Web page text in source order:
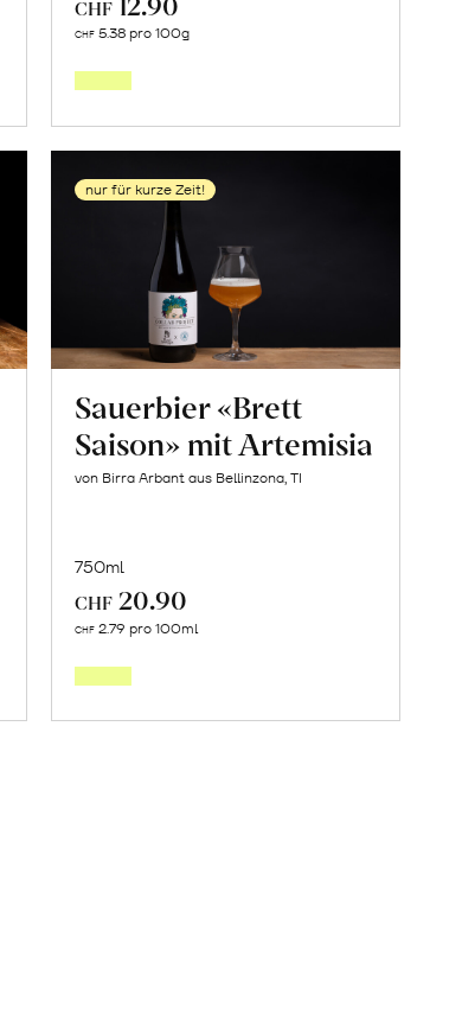
CHF
CHF 5.38 pro 100g
nur für kurze Zeit!
Sauerbier «Brett
Saison» mit Artemisia
von Birra Arbant aus Bellinzona, TI
750ml
CHF 20.90
CHF 2.79 pro 100ml